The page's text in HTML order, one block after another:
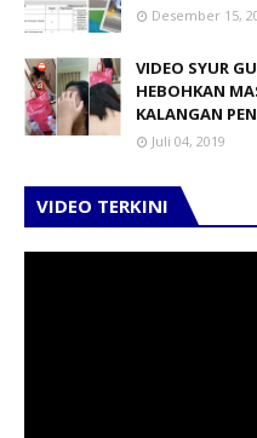
Desember 15,
VIDEO SYUR
HEBOHKAN
KALANGAN
Juli 04, 2019
VIDEO TERKINI